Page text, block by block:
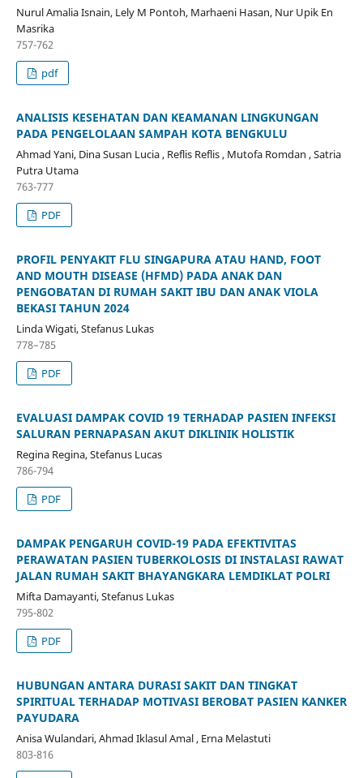
Nurul Amalia Isnain, Lely M Pontoh, Marhaeni Hasan, Nur Upik En
Masrika
757-762
pdf
ANALISIS KESEHATAN DAN KEAMANAN LINGKUNGAN
PADA PENGELOLAAN SAMPAH KOTA BENGKULU
Ahmad Yani, Dina Susan Lucia , Reflis Reflis , Mutofa Romdan , Satria
Putra Utama
763-777
PDF
PROFIL PENYAKIT FLU SINGAPURA ATAU HAND, FOOT
AND MOUTH DISEASE (HFMD) PADA ANAK DAN
PENGOBATAN DI RUMAH SAKIT IBU DAN ANAK VIOLA
BEKASI TAHUN 2024
Linda Wigati, Stefanus Lukas
778–785
PDF
EVALUASI DAMPAK COVID 19 TERHADAP PASIEN INFEKSI
SALURAN PERNAPASAN AKUT DIKLINIK HOLISTIK
Regina Regina, Stefanus Lucas
786-794
PDF
DAMPAK PENGARUH COVID-19 PADA EFEKTIVITAS
PERAWATAN PASIEN TUBERKOLOSIS DI INSTALASI RAWAT
JALAN RUMAH SAKIT BHAYANGKARA LEMDIKLAT POLRI
Mifta Damayanti, Stefanus Lukas
795-802
PDF
HUBUNGAN ANTARA DURASI SAKIT DAN TINGKAT
SPIRITUAL TERHADAP MOTIVASI BEROBAT PASIEN KANKER
PAYUDARA
Anisa Wulandari, Ahmad Iklasul Amal , Erna Melastuti
803-816